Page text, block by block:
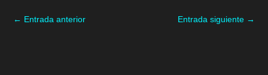
← Entrada anterior Entrada siguiente →